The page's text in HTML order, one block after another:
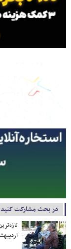
در بحث مشارکت کنید